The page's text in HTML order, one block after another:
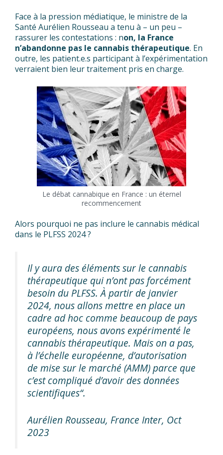
Face à la pression médiatique, le ministre de la
Santé Aurélien Rousseau a tenu à – un peu –
rassurer les contestations : non, la France
n’abandonne pas le cannabis thérapeutique. En
outre, les patient.e.s participant à l’expérimentation
verraient bien leur traitement pris en charge.
Le débat cannabique en France : un éternel
recommencement
Alors pourquoi ne pas inclure le cannabis médical
dans le PLFSS 2024 ?
Il y aura des éléments sur le cannabis
thérapeutique qui n’ont pas forcément
besoin du PLFSS. À partir de janvier
2024, nous allons mettre en place un
cadre ad hoc comme beaucoup de pays
européens, nous avons expérimenté le
cannabis thérapeutique. Mais on a pas,
à l’échelle européenne, d’autorisation
de mise sur le marché(AMM)parce que
c’est compliqué d’avoir des données
scientifiques“.
Aurélien Rousseau, France Inter, Oct
2023